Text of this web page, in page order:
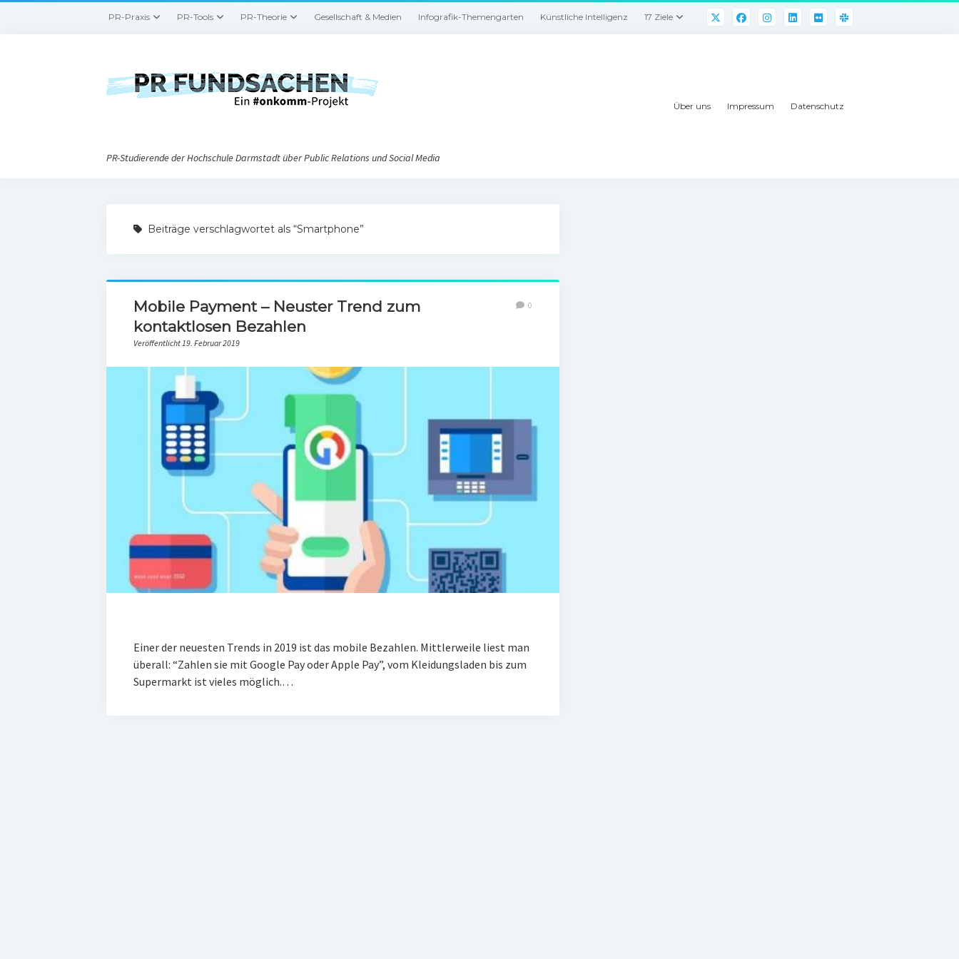
PR-Praxis PR-Tools PR-Theorie Gesellschaft & Medien Infografik-Themengarten Künstliche Intelligenz 17 Ziele
PR-Studierende der Hochschule Darmstadt über Public Relations und Social Media
Über uns Impressum Datenschutz
Beiträge verschlagwortet als “Smartphone”
Mobile Payment – Neuster Trend zum
kontaktlosen Bezahlen
Veröffentlicht 19. Februar 2019
0
Einer der neuesten Trends in 2019 ist das mobile Bezahlen. Mittlerweile liest man
überall: “Zahlen sie mit Google Pay oder Apple Pay”, vom Kleidungsladen bis zum
Supermarkt ist vieles möglich.…